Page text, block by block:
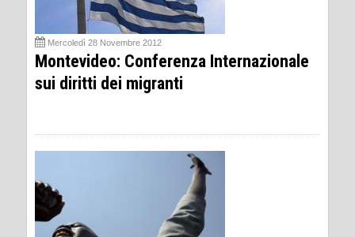
Mercoledì 28 Novembre 2012
Montevideo: Conferenza Internazionale
sui diritti dei migranti